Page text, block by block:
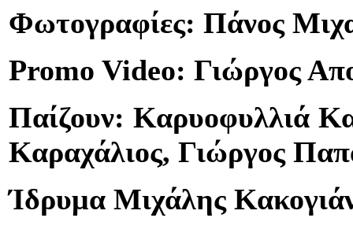
Φωτογραφίες: Πάνος
Promo Video: Γιώργος
Παίζουν: Καρυοφυλλιά
Καραχάλιος, Γιώργος
Ίδρυμα Μιχάλης